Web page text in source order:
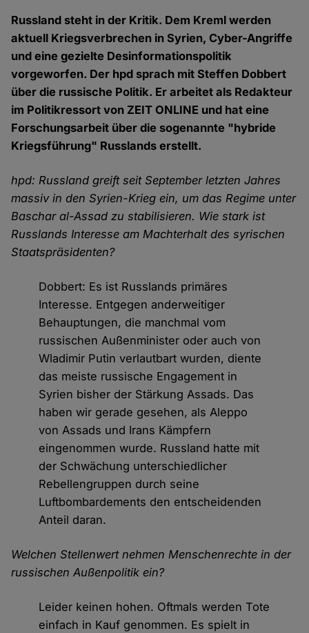
Russland steht in der Kritik. Dem Kreml werden
aktuell Kriegsverbrechen in Syrien, Cyber-Angriffe
und eine gezielte Desinformationspolitik
vorgeworfen. Der hpd sprach mit Steffen Dobbert
über die russische Politik. Er arbeitet als Redakteur
im Politikressort von ZEIT ONLINE und hat eine
Forschungsarbeit über die sogenannte "hybride
Kriegsführung" Russlands erstellt.
hpd: Russland greift seit September letzten Jahres
massiv in den Syrien-Krieg ein, um das Regime unter
Baschar al-Assad zu stabilisieren. Wie stark ist
Russlands Interesse am Machterhalt des syrischen
Staatspräsidenten?
Dobbert: Es ist Russlands primäres
Interesse. Entgegen anderweitiger
Behauptungen, die manchmal vom
russischen Außenminister oder auch von
Wladimir Putin verlautbart wurden, diente
das meiste russische Engagement in
Syrien bisher der Stärkung Assads. Das
haben wir gerade gesehen, als Aleppo
von Assads und Irans Kämpfern
eingenommen wurde. Russland hatte mit
der Schwächung unterschiedlicher
Rebellengruppen durch seine
Luftbombardements den entscheidenden
Anteil daran.
Welchen Stellenwert nehmen Menschenrechte in der
russischen Außenpolitik ein?
Leider keinen hohen. Oftmals werden Tote
einfach in Kauf genommen. Es spielt in